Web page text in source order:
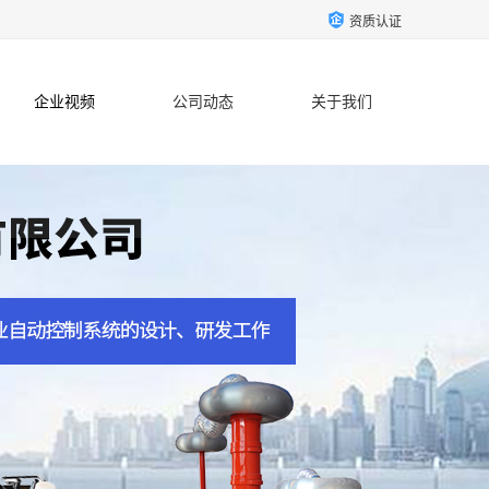
资质认证
企业视频 公司动态 关于我们